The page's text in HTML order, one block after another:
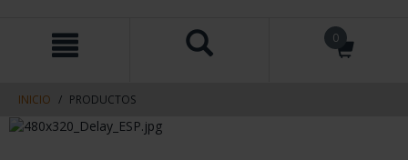
contenido
navegacin
0
INICIO PRODUCTOS